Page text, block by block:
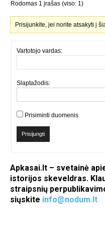
Rodomas 1 įrašas (viso: 1)
Prisijunkite, jei norite atsakyti į
Vartotojo vardas:
Slaptažodis:
Prisiminti duomenis
Prisijungti
Apkasai.lt – svetainė
istorijos skeveldras.
straipsnių
siųskite info@nodum.lt